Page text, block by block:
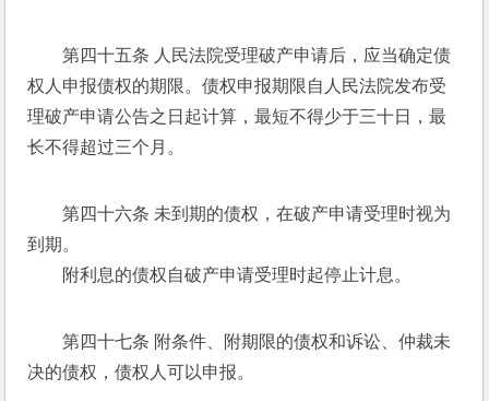
第四十五条 人民法院受理破产申请后，应当确定债
权人申报债权的期限。债权申报期限自人民法院发布受
理破产申请公告之日起计算，最短不得少于三十日，最
长不得超过三个月。
第四十六条 未到期的债权，在破产申请受理时视为
到期。
附利息的债权自破产申请受理时起停止计息。
第四十七条 附条件、附期限的债权和诉讼、仲裁未
决的债权，债权人可以申报。